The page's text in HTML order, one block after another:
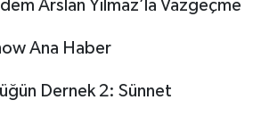
Arslan Yılmaz’la Vazgeçme
Ana Haber
Dernek 2: Sünnet